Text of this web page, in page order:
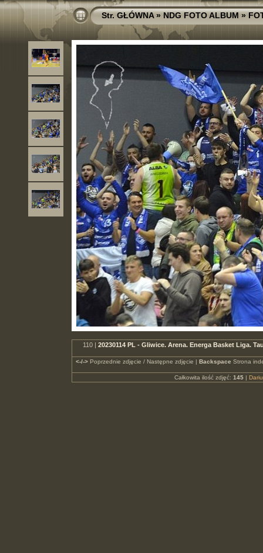
Str. GŁÓWNA»NDG FOTO ALBUM»
110 | 20230114 PL - Gliwice. Arena. Energa Basket Liga.
<-/->Poprzednie zdjęcie / Następne zdjęcie | Backspace Strona
Całkowita ilość zdjęć: 145|